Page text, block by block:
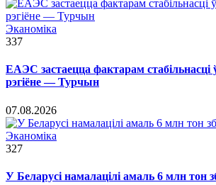
Эканоміка
337
ЕАЭС застаецца фактарам стабільнасці
рэгіёне — Турчын
07.08.2026
Эканоміка
327
У Беларусі намалацілі амаль 6 млн тон